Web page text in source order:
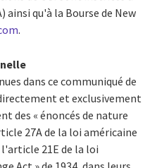
ainsi qu'à la Bourse de New
.
dans ce communiqué de
et exclusivement
des « énoncés de nature
27A de la loi américaine
l'article 21E de la loi